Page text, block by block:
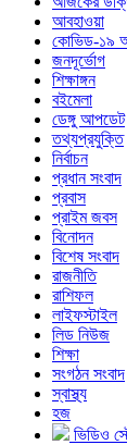
আবহাওয়া
কোভিড-১৯
জনদূর্ভোগ
শিক্ষাঙ্গন
বইমেলা
ডেঙ্গু আপডেট
তথ্যপ্রযুক্তি
নির্বাচন
প্রধান সংবাদ
প্রবাস
প্রাইম জবস
বিনোদন
বিশেষ সংবাদ
রাজনীতি
রাশিফল
লাইফস্টাইল
লিড নিউজ
শিক্ষা
সংগঠন সংবাদ
স্বাস্থ্য
হজ
ভিডিও